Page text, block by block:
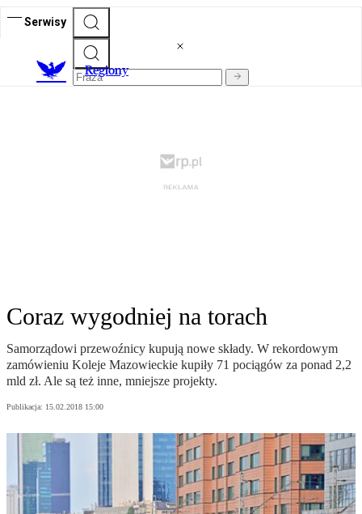
Serwisy
Regiony
Coraz wygodniej na torach
Samorządowi przewoźnicy kupują nowe składy. W rekordowym
zamówieniu Koleje Mazowieckie kupiły 71 pociągów za ponad 2,2
mld zł. Ale są też inne, mniejsze projekty.
Publikacja: 15.02.2018 15:00